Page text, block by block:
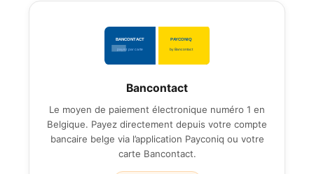
Bancontact
Le moyen de paiement électronique numéro 1 en
Belgique. Payez directement depuis votre compte
bancaire belge via l’application Payconiq ou votre
carte Bancontact.